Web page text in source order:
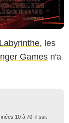
Labyrinthe, les
Games n'a
10 à 70, il suit